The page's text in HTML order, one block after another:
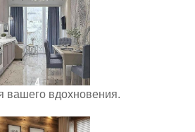
вашего вдохновения.